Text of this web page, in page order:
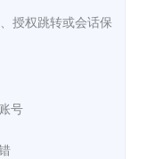
授权跳转或会话保
号